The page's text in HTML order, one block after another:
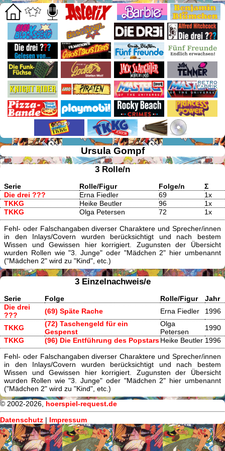
Ursula Gompf
3 Rolle/n
Serie Rolle/Figur Folge/n
Σ
Die drei ???
Erna Fiedler 69
1x
TKKG
Heike Beutler 96
1x
TKKG
Olga Petersen 72 1x
Fehl- oder Falschangaben diverser Charaktere und Sprecher/innen
in den Inlays/Covern wurden berücksichtigt und nach bestem
Wissen und Gewissen hier korrigiert. Zugunsten der Übersicht
wurden Rollen wie "3. Junge" oder "Mädchen 2" hier umbenannt
("Mädchen 2" wird zu "Kind", etc.)
3 Einzelnachweis/e
Serie Folge Rolle/Figur
Jahr
Die drei
???
(69) Späte Rache Erna Fiedler 1996
TKKG
(72) Taschengeld für ein
Gespenst
Olga
Petersen
1990
TKKG
(96) Die Entführung des PopstarsHeike Beutler 1996
Fehl- oder Falschangaben diverser Charaktere und Sprecher/innen
in den Inlays/Covern wurden berücksichtigt und nach bestem
Wissen und Gewissen hier korrigiert. Zugunsten der Übersicht
wurden Rollen wie "3. Junge" oder "Mädchen 2" hier umbenannt
("Mädchen 2" wird zu "Kind", etc.)
© 2002-2026, hoerspiel-request.de
Datenschutz | Impressum